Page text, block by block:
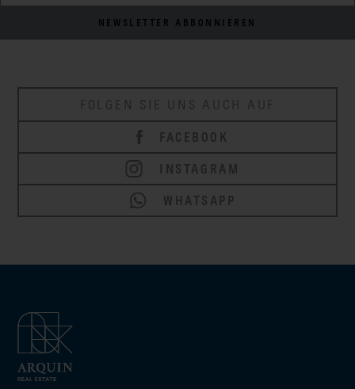
NEWSLETTER ABBONNIEREN
FOLGEN SIE UNS AUCH AUF
FACEBOOK
INSTAGRAM
WHATSAPP